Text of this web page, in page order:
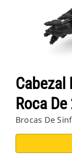
Cabezal
Roca
Brocas De